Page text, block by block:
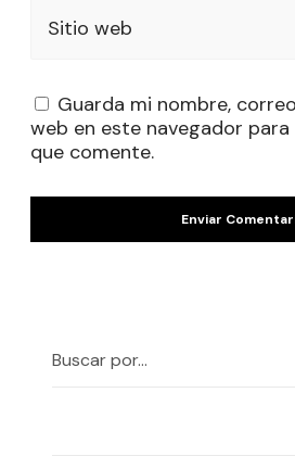
Sitio web
Guarda mi nombre,
web en este navegador
que comente.